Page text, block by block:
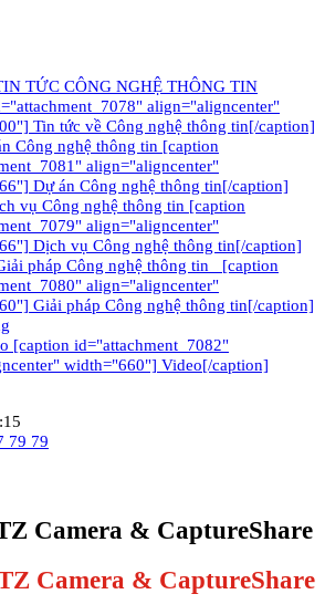
TỨC CÔNG NGHỆ THÔNG TIN
align="aligncenter"
Tin tức về Công nghệ thông tin[/caption]
Công nghệ thông tin [caption
align="aligncenter"
Dự án Công nghệ thông tin[/caption]
vụ Công nghệ thông tin [caption
align="aligncenter"
Dịch vụ Công nghệ thông tin[/caption]
pháp Công nghệ thông tin [caption
align="aligncenter"
Giải pháp Công nghệ thông tin[/caption]
[caption id="attachment_7082"
width="660"] Video[/caption]
79 79
Camera & CaptureShare
Camera & CaptureShare